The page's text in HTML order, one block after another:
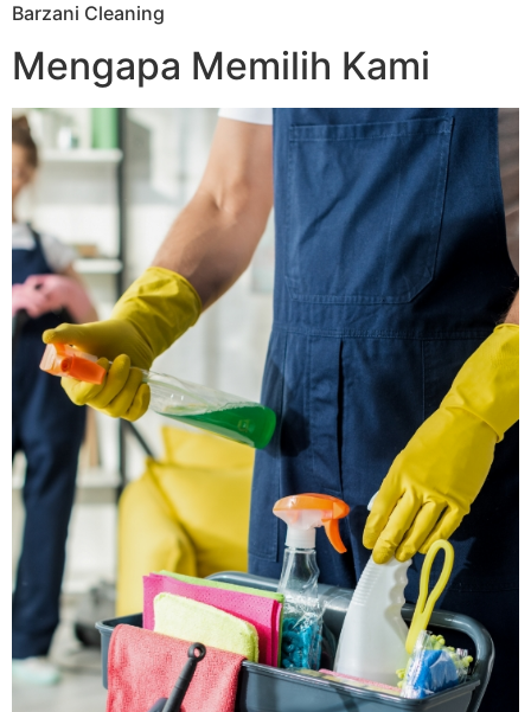
Barzani Cleaning
Mengapa Memilih Kami